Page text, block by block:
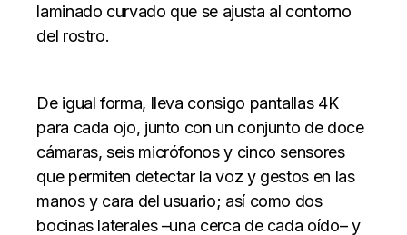
laminado curvado que se ajusta al contorno
del rostro.
De igual forma, lleva consigo pantallas 4K
para cada ojo, junto con un conjunto de doce
cámaras, seis micrófonos y cinco sensores
que permiten detectar la voz y gestos en las
manos y cara del usuario; así como dos
bocinas laterales –una cerca de cada oído– y